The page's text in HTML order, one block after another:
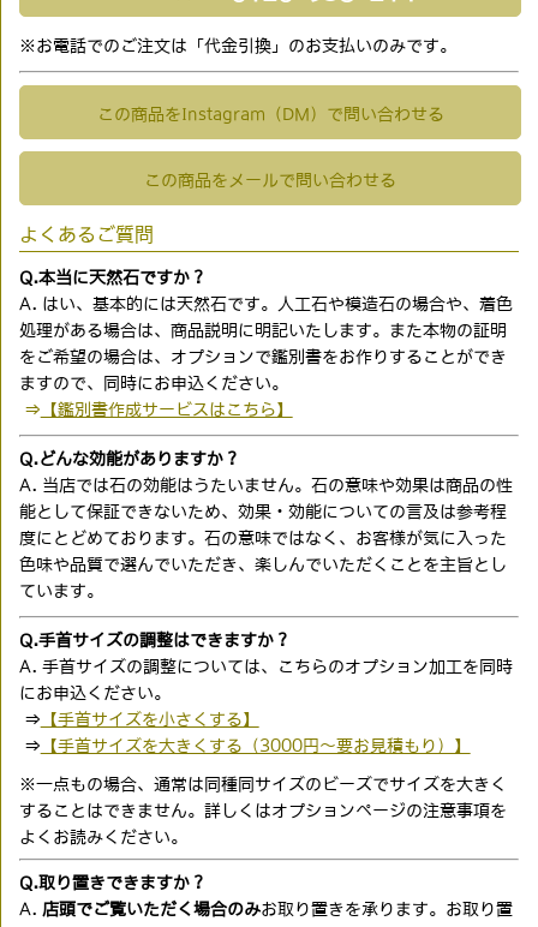
※お電話でのご注文は「代金引換」のお支払いのみです。
この商品をInstagram（DM）で問い合わせる
この商品をメールで問い合わせる
よくあるご質問
Q.本当に天然石ですか？
A. はい、基本的には天然石です。人工石や模造石の場合や、着色
処理がある場合は、商品説明に明記いたします。また本物の証明
をご希望の場合は、オプションで鑑別書をお作りすることができ
ますので、同時にお申込ください。
⇒ 【鑑別書作成サービスはこちら】
Q.どんな効能がありますか？
A. 当店では石の効能はうたいません。石の意味や効果は商品の性
能として保証できないため、効果・効能についての言及は参考程
度にとどめております。石の意味ではなく、お客様が気に入った
色味や品質で選んでいただき、楽しんでいただくことを主旨とし
ています。
Q.手首サイズの調整はできますか？
A. 手首サイズの調整については、こちらのオプション加工を同時
にお申込ください。
⇒ 【手首サイズを小さくする】
⇒ 【手首サイズを大きくする（3000円〜要お見積もり）】
※一点もの場合、通常は同種同サイズのビーズでサイズを大きく
することはできません。詳しくはオプションページの注意事項を
よくお読みください。
Q.取り置きできますか？
A. 店頭でご覧いただく場合のみお取り置きを承ります。お取り置